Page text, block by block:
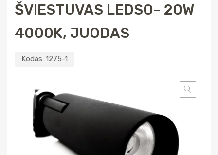
ŠVIESTUVAS LEDSO- 20W
4000K, JUODAS
Kodas: 1275-1